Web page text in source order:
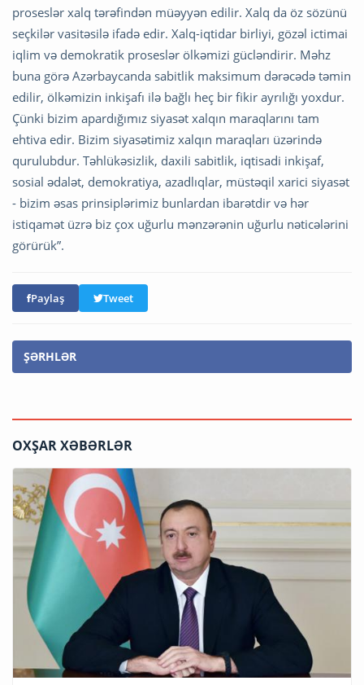
proseslər xalq tərəfindən müəyyən edilir. Xalq da öz sözünü
seçkilər vasitəsilə ifadə edir. Xalq-iqtidar birliyi, gözəl ictimai
iqlim və demokratik proseslər ölkəmizi gücləndirir. Məhz
buna görə Azərbaycanda sabitlik maksimum dərəcədə təmin
edilir, ölkəmizin inkişafı ilə bağlı heç bir fikir ayrılığı yoxdur.
Çünki bizim apardığımız siyasət xalqın maraqlarını tam
ehtiva edir. Bizim siyasətimiz xalqın maraqları üzərində
qurulubdur. Təhlükəsizlik, daxili sabitlik, iqtisadi inkişaf,
sosial ədalət, demokratiya, azadlıqlar, müstəqil xarici siyasət
- bizim əsas prinsiplərimiz bunlardan ibarətdir və hər
istiqamət üzrə biz çox uğurlu mənzərənin uğurlu nəticələrini
görürük”.
Paylaş Tweet
ŞƏRHLƏR
OXŞAR XƏBƏRLƏR